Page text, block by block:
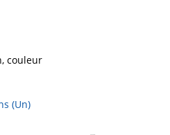
couleur
(Un)